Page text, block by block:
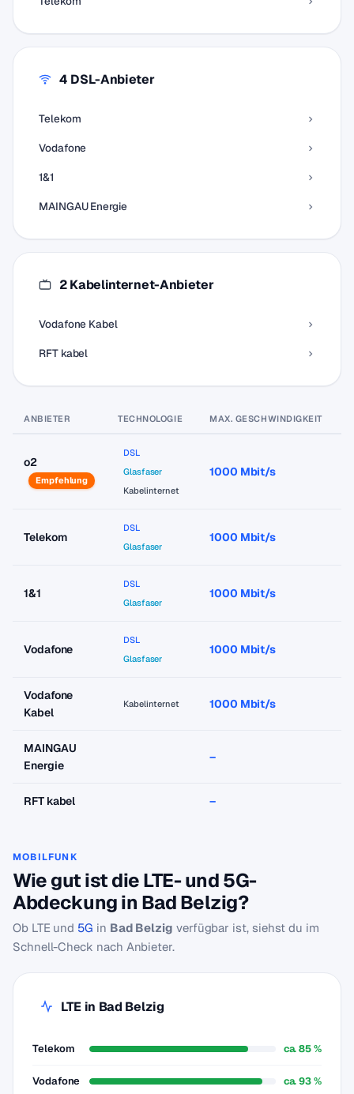
4 DSL-Anbieter
Telekom
Vodafone
1&1
MAINGAU Energie
2 Kabelinternet-Anbieter
Vodafone Kabel
RFT kabel
ANBIETER TECHNOLOGIE MAX. GESCHWINDIGKEIT
o2
Empfehlung
DSL
Glasfaser
Kabelinternet
1000 Mbit/s
Telekom
DSL
Glasfaser
1000 Mbit/s
1&1
DSL
Glasfaser
1000 Mbit/s
Vodafone
DSL
Glasfaser
1000 Mbit/s
Vodafone
Kabel
Kabelinternet 1000 Mbit/s
MAINGAU
Energie
–
RFT kabel –
MOBILFUNK
Wie gut ist die LTE- und 5G-
Abdeckung in Bad Belzig?
Ob LTE und 5G in Bad Belzig verfügbar ist, siehst du im
Schnell-Check nach Anbieter.
LTE in Bad Belzig
Telekom ca. 85 %
Vodafone ca. 93 %